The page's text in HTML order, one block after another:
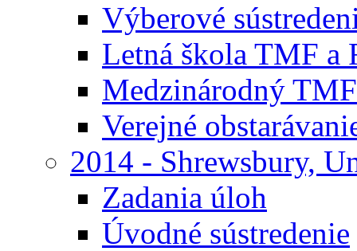
Výberové
Letná škola TMF a
Medzinárodný TMF
Verejné
2014 - Shrewsbury,
Zadania úloh
Úvodné sústredenie